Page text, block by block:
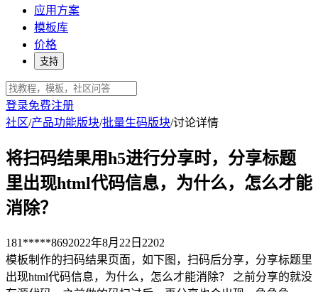
应用方案
模板库
价格
支持
登录免费注册
社区/产品功能版块/批量生码版块/讨论详情
将扫码结果用h5进行分享时，分享标题
里出现html代码信息，为什么，怎么才能
消除？
181*****8692022年8月22日 2202
模板制作的扫码结果页面，如下图，扫码后分享，分享标题里
出现html代码信息，为什么，怎么才能消除？ 之前分享的就没